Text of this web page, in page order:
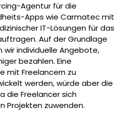
Agentur für die
Apps wie Carmatec mit
IT-Lösungen für das
Auf der Grundlage
wir individuelle Angebote,
bezahlen. Eine
mit Freelancern zu
werden, würde aber die
die Freelancer sich
Projekten zuwenden.